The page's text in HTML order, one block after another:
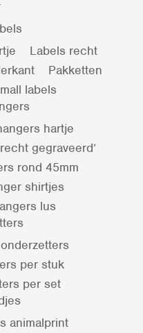
Labels recht
Pakketten
labels
hartje
gegraveerd’
rond 45mm
shirtjes
lus
per stuk
per set
animalprint